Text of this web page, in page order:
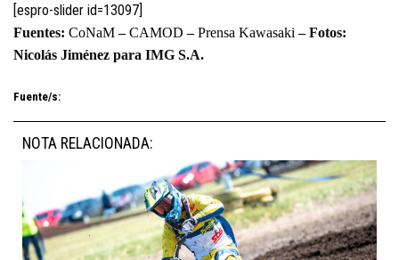
[espro-slider id=13097]
Fuentes: CoNaM–CAMOD –Prensa Kawasaki – Fotos:
Nicolás Jiménez para IMG S.A.
Fuente/s:
NOTA RELACIONADA: